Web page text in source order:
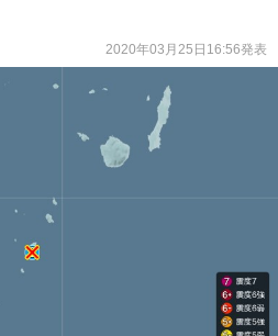
2020年03月25日16:56発表